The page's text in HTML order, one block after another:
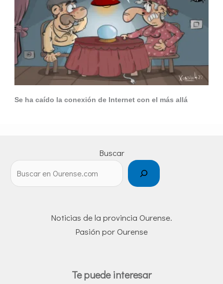
Se ha caído la conexión de Internet con el más allá
Buscar
Noticias de la provincia Ourense.
Pasión por Ourense
Te puede interesar